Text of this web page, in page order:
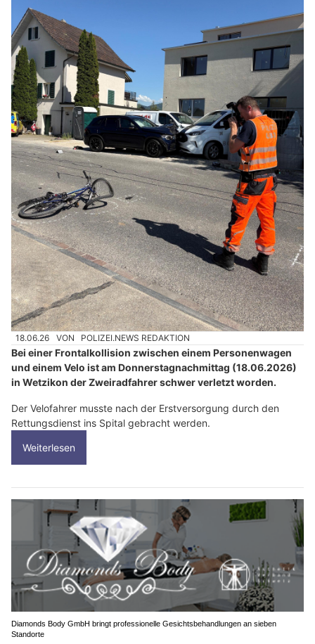
18.06.26 VON POLIZEI.NEWS REDAKTION
Bei einer Frontalkollision zwischen einem Personenwagen
und einem Velo ist am Donnerstagnachmittag (18.06.2026)
in Wetzikon der Zweiradfahrer schwer verletzt worden.
Der Velofahrer musste nach der Erstversorgung durch den
Rettungsdienst ins Spital gebracht werden.
Weiterlesen
Diamonds Body GmbH bringt professionelle Gesichtsbehandlungen an sieben
Standorte